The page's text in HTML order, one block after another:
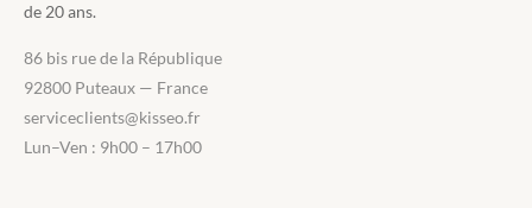
de 20 ans.
86 bis rue de la République
92800 Puteaux — France
serviceclients@kisseo.fr
Lun–Ven : 9h00 – 17h00